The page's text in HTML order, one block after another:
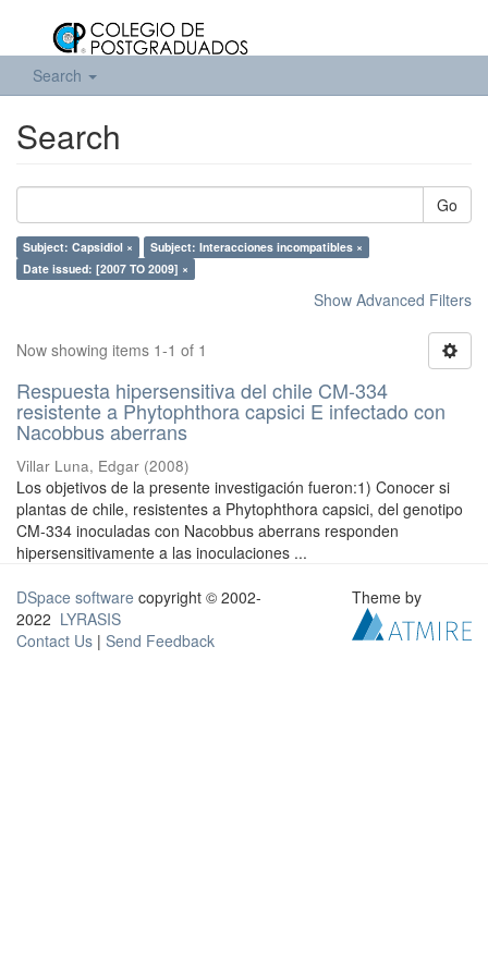
Search
Search
Go
Subject: Capsidiol ×
Subject: Interacciones incompatibles ×
Date issued: [2007 TO 2009] ×
Show Advanced Filters
Now showing items 1-1 of 1
Respuesta hipersensitiva del chile CM-334
resistente a Phytophthora capsici E infectado con
Nacobbus aberrans
Villar Luna, Edgar (2008)
Los objetivos de la presente investigación fueron:1) Conocer si
plantas de chile, resistentes a Phytophthora capsici, del genotipo
CM-334 inoculadas con Nacobbus aberrans responden
hipersensitivamente a las inoculaciones ...
DSpace software copyright © 2002-
2022 LYRASIS
Contact Us | Send Feedback
Theme by